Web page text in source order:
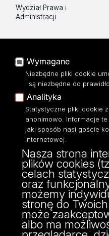
Wydział Prawa i
Administracji
Poczta UŁ
USOSWeb
Portal Pracowniczy
Baza Aktów Własnych
Platforma e-learningowa
Moodle
Eksperci UŁ
Polityka Prywatności
Dostępność
Wymagane
Niezbędne pliki cookie
i są niezbędne do
Analityka
Statystyczne pliki cookie
anonimowo. Informacje
jaki sposób nasi goście
internetowej.
Nasza strona
plików cookies
celach
oraz
możemy
stronę do
może
albo ma